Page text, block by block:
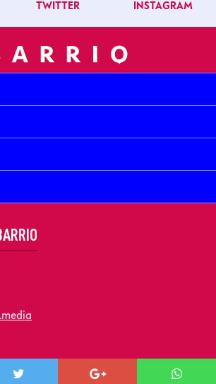
TWITTER INSTAGRAM
Todos los derechos reservados – Aviso de Privacidad